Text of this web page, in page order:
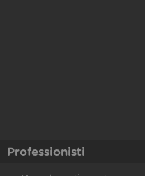
Professionisti